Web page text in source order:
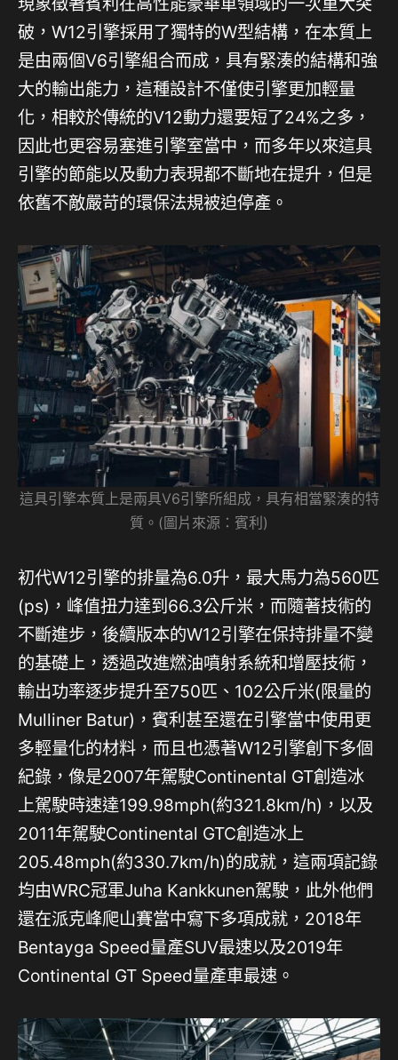
破，W12引擎採用了獨特的W型結構，在本質上
是由兩個V6引擎組合而成，具有緊湊的結構和強
大的輸出能力，這種設計不僅使引擎更加輕量
化，相較於傳統的V12動力還要短了24%之多，
因此也更容易塞進引擎室當中，而多年以來這具
引擎的節能以及動力表現都不斷地在提升，但是
依舊不敵嚴苛的環保法規被迫停產。
這具引擎本質上是兩具V6引擎所組成，具有相當緊湊的特
質。(圖片來源：賓利)
初代W12引擎的排量為6.0升，最大馬力為560匹
(ps)，峰值扭力達到66.3公斤米，而隨著技術的
不斷進步，後續版本的W12引擎在保持排量不變
的基礎上，透過改進燃油噴射系統和增壓技術，
輸出功率逐步提升至750匹、102公斤米(限量的
Mulliner Batur)，賓利甚至還在引擎當中使用更
多輕量化的材料，而且也憑著W12引擎創下多個
紀錄，像是2007年駕駛Continental GT創造冰
上駕駛時速達199.98mph(約321.8km/h)，以及
2011年駕駛Continental GTC創造冰上
205.48mph(約330.7km/h)的成就，這兩項記錄
均由WRC冠軍Juha Kankkunen駕駛，此外他們
還在派克峰爬山賽當中寫下多項成就，2018年
Bentayga Speed量產SUV最速以及2019年
Continental GT Speed量產車最速。